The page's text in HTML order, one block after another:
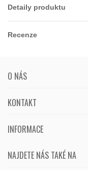
Detaily produktu
Recenze
O NÁS
KONTAKT
NAJDETE NÁS TAKÉ NA
INFORMACE